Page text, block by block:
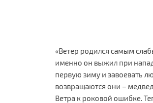
«Ветер родился самым
именно он выжил при
первую зиму и завоевать
возвращаются они –
Ветра к роковой ошибке.